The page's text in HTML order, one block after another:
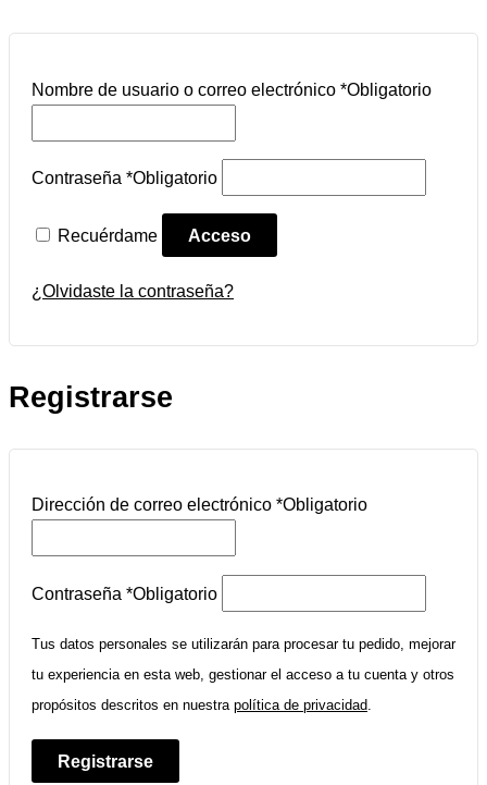
Nombre de usuario o correo electrónico *Obligatorio
Contraseña *Obligatorio
Recuérdame Acceso
¿Olvidaste la contraseña?
Registrarse
Dirección de correo electrónico *Obligatorio
Contraseña *Obligatorio
Tus datos personales se utilizarán para procesar tu pedido, mejorar
tu experiencia en esta web, gestionar el acceso a tu cuenta y otros
propósitos descritos en nuestra política de privacidad.
Registrarse